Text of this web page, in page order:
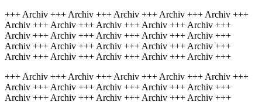
+++ Archiv +++ Archiv +++ Archiv +++ Archiv +++ Archiv +++
Archiv +++ Archiv +++ Archiv +++ Archiv +++ Archiv +++
Archiv +++ Archiv +++ Archiv +++ Archiv +++ Archiv +++
Archiv +++ Archiv +++ Archiv +++ Archiv +++ Archiv +++
Archiv +++ Archiv +++ Archiv +++ Archiv +++ Archiv +++
+++ Archiv +++ Archiv +++ Archiv +++ Archiv +++ Archiv +++
Archiv +++ Archiv +++ Archiv +++ Archiv +++ Archiv +++
Archiv +++ Archiv +++ Archiv +++ Archiv +++ Archiv +++